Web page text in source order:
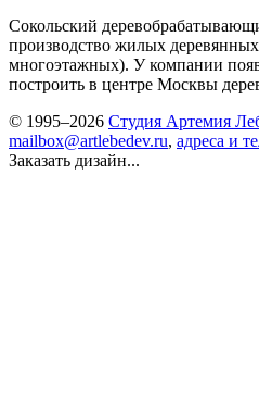
Сокольский
производство жилых
многоэтажных). У компании
построить в центре Москвы
© 1995–2026 Студия Артемия
mailbox@artlebedev.ru, адреса и
Заказать дизайн...